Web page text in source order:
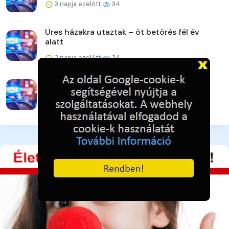
3 napja ezelőtt 34
Üres házakra utaztak – öt betörés fél év
alatt
3 napja ezelőtt 34
Vigyázat! Újra támadnak az online csalók!
3 napja ezelőtt 36